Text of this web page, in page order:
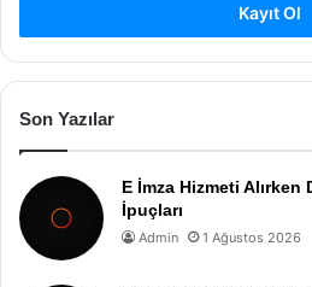
Kayıt Ol
Son Yazılar
E İmza Hizmeti Alırken
İpuçları
Admin 1 Ağustos 2026